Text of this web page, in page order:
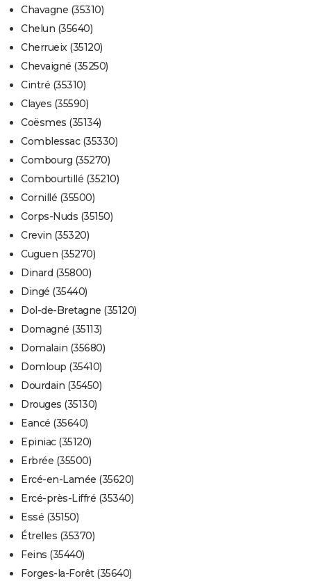
Chavagne (35310)
Chelun (35640)
Cherrueix (35120)
Chevaigné (35250)
Cintré (35310)
Clayes (35590)
Coësmes (35134)
Comblessac (35330)
Combourg (35270)
Combourtillé (35210)
Cornillé (35500)
Corps-Nuds (35150)
Crevin (35320)
Cuguen (35270)
Dinard (35800)
Dingé (35440)
Dol-de-Bretagne (35120)
Domagné (35113)
Domalain (35680)
Domloup (35410)
Dourdain (35450)
Drouges (35130)
Eancé (35640)
Epiniac (35120)
Erbrée (35500)
Ercé-en-Lamée (35620)
Ercé-près-Liffré (35340)
Essé (35150)
Étrelles (35370)
Feins (35440)
Forges-la-Forêt (35640)